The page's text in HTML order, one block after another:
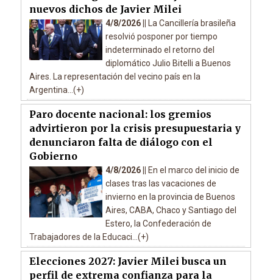
nuevos dichos de Javier Milei
4/8/2026 ||
La Cancillería brasileña
resolvió posponer por tiempo
indeterminado el retorno del
diplomático Julio Bitelli a Buenos
Aires. La representación del vecino país en la
Argentina...(+)
Paro docente nacional: los gremios
advirtieron por la crisis presupuestaria y
denunciaron falta de diálogo con el
Gobierno
4/8/2026 ||
En el marco del inicio de
clases tras las vacaciones de
invierno en la provincia de Buenos
Aires, CABA, Chaco y Santiago del
Estero, la Confederación de
Trabajadores de la Educaci...(+)
Elecciones 2027: Javier Milei busca un
perfil de extrema confianza para la